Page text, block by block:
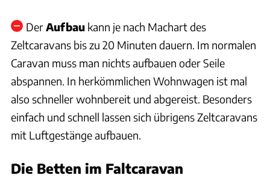
DerAufbaukann je nach Machart des
Zeltcaravans bis zu 20 Minuten dauern. Im normalen
Caravan muss man nichts aufbauen oder Seile
abspannen. In herkömmlichen Wohnwagen ist mal
also schneller wohnbereit und abgereist. Besonders
einfach und schnell lassen sich übrigens Zeltcaravans
mit Luftgestänge aufbauen.
Die Betten im Faltcaravan